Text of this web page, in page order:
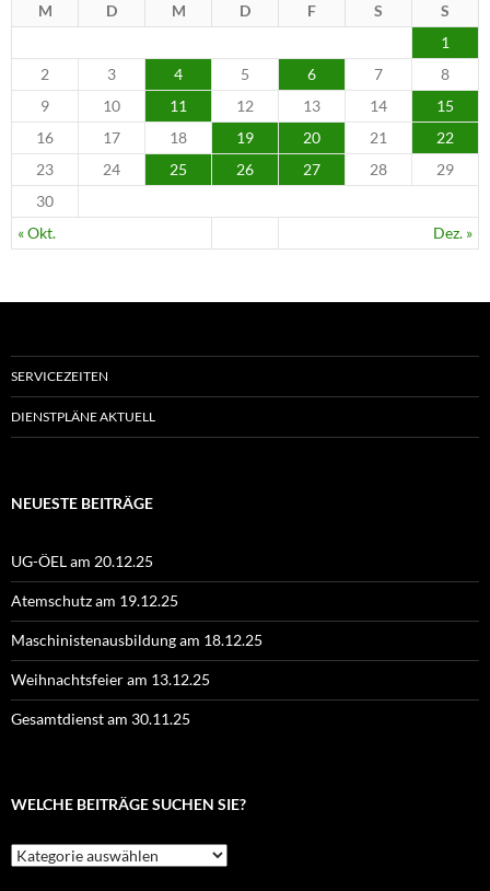
M D M D F S S
« Okt. Dez. »
1
2
3 4 5 6 7
8
9
10 11 12 13 14
15
16
17 18 19 20 21
22
23
24 25 26 27 28
29
30
SERVICEZEITEN
DIENSTPLÄNE AKTUELL
NEUESTE BEITRÄGE
UG-ÖEL am 20.12.25
Atemschutz am 19.12.25
Maschinistenausbildung am 18.12.25
Weihnachtsfeier am 13.12.25
Gesamtdienst am 30.11.25
WELCHE BEITRÄGE SUCHEN SIE?
Welche
Beiträge